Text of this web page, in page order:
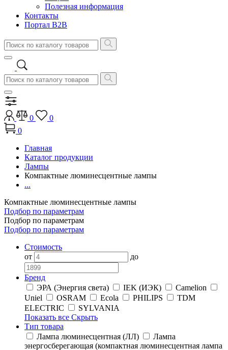
Полезная информация
Контакты
Портал B2B
0
0
0
Главная
Каталог продукции
Лампы
Компактные люминесцентные лампы
...
Компактные люминесцентные лампы
Подбор по параметрам
Подбор по параметрам
Подбор по параметрам
Стоимость
от
до
Бренд
ЭРА (Энергия света)
IEK (ИЭК)
Camelion
Uniel
OSRAM Ecola PHILIPS
TDM
ELECTRIC
SYLVANIA
Показать все Скрыть
Тип товара
Лампа люминесцентная (ЛЛ)
Лампа
энергосберегающая (компактная люминесцентная лампа